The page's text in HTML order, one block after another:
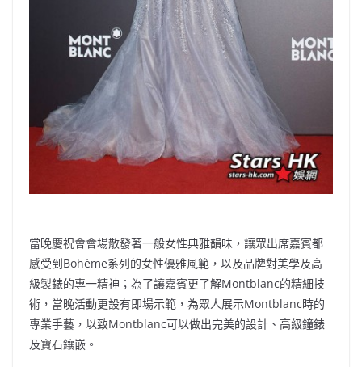
當晚慶祝會會場散發著一般女性典雅韻味，讓眾出席嘉賓都
感受到Bohème系列的女性優雅風範，以及品牌對美學及高
級製錶的專一精神；為了讓嘉賓更了解Montblanc的精細技
術，當晚活動更設有即場示範，為眾人展示Montblanc時的
專業手藝，以致Montblanc可以做出完美的設計、高級鐘錶
及寶石鑲嵌。